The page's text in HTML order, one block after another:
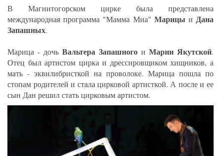
В Магнитогорском цирке была представлена
международная программа "Мамма Миа" Марицы иДана
Запашных.
Марица - дочь Вальтера Запашного и Марии Якутской.
Отец был артистом цирка и дрессировщиком хищников, а
мать - эквилибристкой на проволоке. Марица пошла по
стопам родителей и стала цирковой артисткой. А после и ее
сын Дан решил стать цирковым артистом.